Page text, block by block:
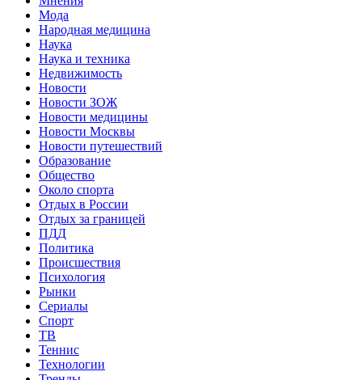
Мода
Народная медицина
Наука
Наука и техника
Недвижимость
Новости
Новости ЗОЖ
Новости медицины
Новости Москвы
Новости путешествий
Образование
Общество
Около спорта
Отдых в России
Отдых за границей
ПДД
Политика
Происшествия
Психология
Рынки
Сериалы
Спорт
ТВ
Теннис
Технологии